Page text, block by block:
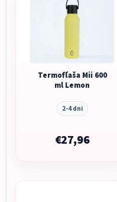
Termofľaša Mii 600
ml Lemon
2-4 dni
€27,96